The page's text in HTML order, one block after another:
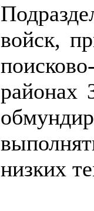
войск,
районах
низких